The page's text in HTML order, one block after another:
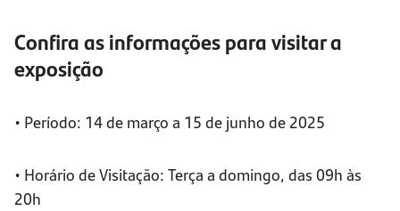
Confira as informações para visitar a
exposição
• Período: 14 de março a 15 de junho de 2025
• Horário de Visitação: Terça a domingo, das 09h às
20h